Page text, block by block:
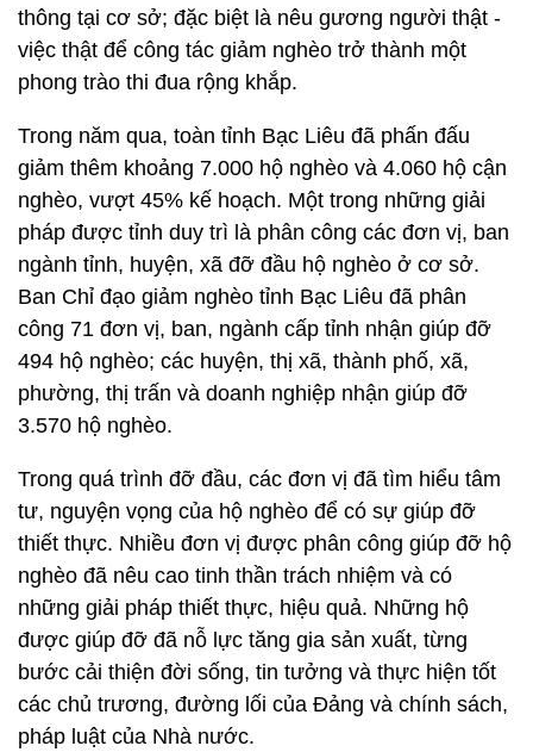
thông tại cơ sở; đặc biệt là nêu gương người thật -
việc thật để công tác giảm nghèo trở thành một
phong trào thi đua rộng khắp.
Trong năm qua, toàn tỉnh Bạc Liêu đã phấn đấu
giảm thêm khoảng 7.000 hộ nghèo và 4.060 hộ cận
nghèo, vượt 45% kế hoạch. Một trong những giải
pháp được tỉnh duy trì là phân công các đơn vị, ban
ngành tỉnh, huyện, xã đỡ đầu hộ nghèo ở cơ sở.
Ban Chỉ đạo giảm nghèo tỉnh Bạc Liêu đã phân
công 71 đơn vị, ban, ngành cấp tỉnh nhận giúp đỡ
494 hộ nghèo; các huyện, thị xã, thành phố, xã,
phường, thị trấn và doanh nghiệp nhận giúp đỡ
3.570 hộ nghèo.
Trong quá trình đỡ đầu, các đơn vị đã tìm hiểu tâm
tư, nguyện vọng của hộ nghèo để có sự giúp đỡ
thiết thực. Nhiều đơn vị được phân công giúp đỡ hộ
nghèo đã nêu cao tinh thần trách nhiệm và có
những giải pháp thiết thực, hiệu quả. Những hộ
được giúp đỡ đã nỗ lực tăng gia sản xuất, từng
bước cải thiện đời sống, tin tưởng và thực hiện tốt
các chủ trương, đường lối của Đảng và chính sách,
pháp luật của Nhà nước.